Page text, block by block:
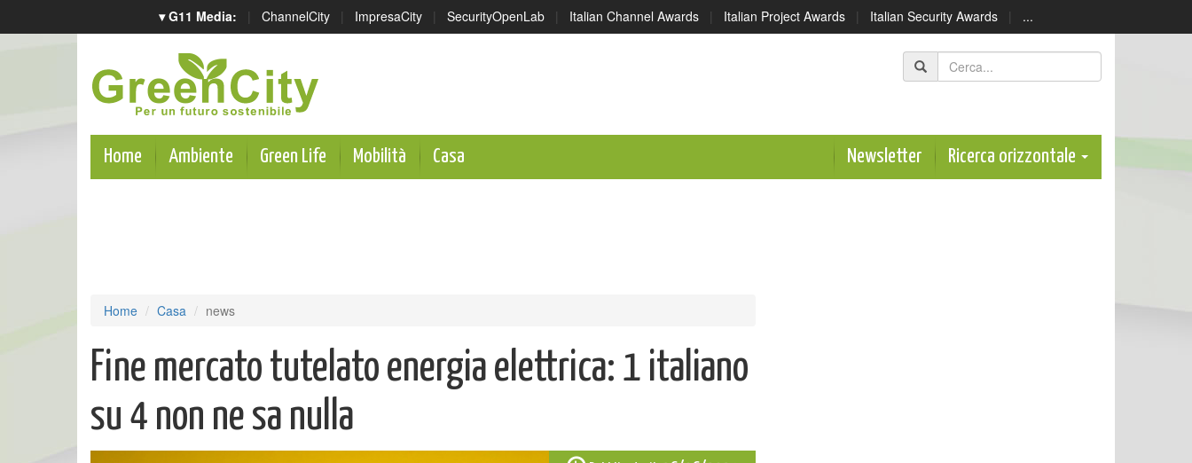
▾ G11 Media: | ChannelCity | ImpresaCity | SecurityOpenLab | Italian Channel Awards | Italian Project Awards | Italian Security Awards | ...
Home Ambiente Green Life Mobilità Casa Newsletter Ricerca orizzontale
Home Casa news
Fine mercato tutelato energia elettrica: 1 italiano
su 4 non ne sa nulla